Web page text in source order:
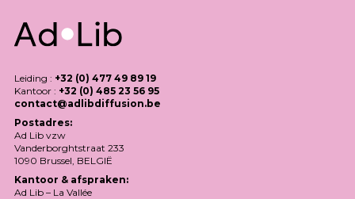
Leiding : +32 (0) 477 49 89 19
Kantoor : +32 (0) 485 23 56 95
contact@adlibdiffusion.be
Postadres:
Ad Lib vzw
Vanderborghtstraat 233
1090 Brussel, BELGIË
Kantoor & afspraken:
Ad Lib – La Vallée